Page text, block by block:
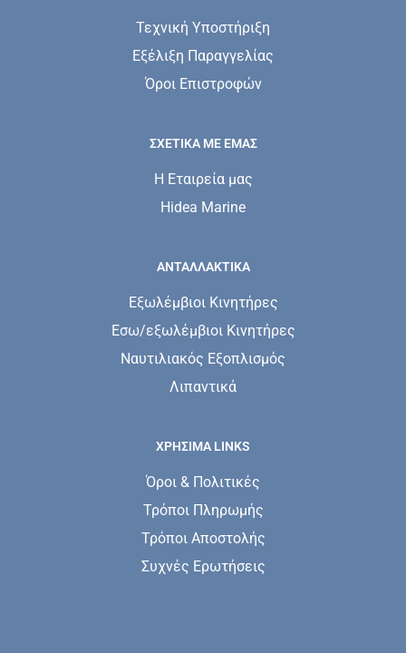
Τεχνική Υποστήριξη
Εξέλιξη Παραγγελίας
Όροι Επιστροφών
ΣΧΕΤΙΚΆ ΜΕ ΕΜΆΣ
Η Εταιρεία μας
Hidea Marine
ΑΝΤΑΛΛΑΚΤΙΚΑ
Εξωλέμβιοι Κινητήρες
Εσω/εξωλέμβιοι Κινητήρες
Ναυτιλιακός Εξοπλισμός
Λιπαντικά
ΧΡΗΣΙΜΑ LINKS
Όροι & Πολιτικές
Τρόποι Πληρωμής
Τρόποι Αποστολής
Συχνές Ερωτήσεις